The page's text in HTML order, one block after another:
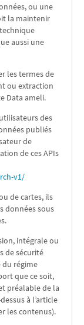
ou une
la maintenir
aussi une
les termes de
ou extraction
Data ameli.
des
publiés
de
de ces APIs
v1/
de cartes, ils
données sous
intégrale ou
de sécurité
du régime
que ce soit,
préalable de la
à l’article
les contenus).